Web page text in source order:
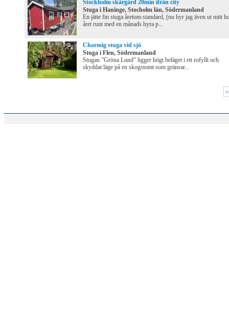
Stockholm skärgård 20min ifrån city
Stuga i Haninge, Stocholm län, Södermanland
En jätte fin stuga åretom standard, (nu hyr jag även ut mitt
året runt med en månads hyra p...
Charmig stuga vid sjö
Stuga i Flen, Södermanland
Stugan ”Gröna Lund” ligger högt beläget i ett rofyllt och
skyddat läge på en skogstomt som gränsar...